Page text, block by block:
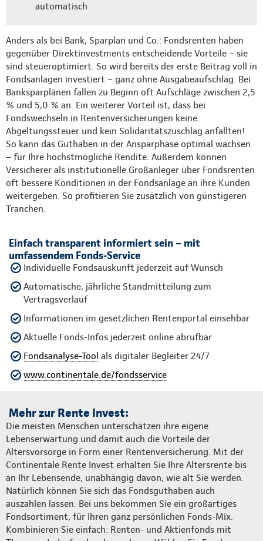
automatisch
Anders als bei Bank, Sparplan und Co.: Fondsrenten haben
gegenüber Direktinvestments entscheidende Vorteile – sie
sind steueroptimiert. So wird bereits der erste Beitrag voll in
Fondsanlagen investiert – ganz ohne Ausgabeaufschlag. Bei
Banksparplänen fallen zu Beginn oft Aufschläge zwischen 2,5
% und 5,0 % an. Ein weiterer Vorteil ist, dass bei
Fondswechseln in Rentenversicherungen keine
Abgeltungssteuer und kein Solidaritätszuschlag anfallten!
So kann das Guthaben in der Ansparphase optimal wachsen
– für Ihre höchstmögliche Rendite. Außerdem können
Versicherer als institutionelle Großanleger über Fondsrenten
oft bessere Konditionen in der Fondsanlage an ihre Kunden
weitergeben. So profitieren Sie zusätzlich von günstigeren
Tranchen.
Einfach transparent informiert sein – mit
umfassendem Fonds-Service
Individuelle Fondsauskunft jederzeit auf Wunsch
Automatische, jährliche Standmitteilung zum
Vertragsverlauf
Informationen im gesetzlichen Rentenportal einsehbar
Aktuelle Fonds-Infos jederzeit online abrufbar
Fondsanalyse-Tool als digitaler Begleiter 24/7
www.continentale.de/fondsservice
Mehr zur Rente Invest:
Die meisten Menschen unterschätzen ihre eigene
Lebenserwartung und damit auch die Vorteile der
Altersvorsorge in Form einer Rentenversicherung. Mit der
Continentale Rente Invest erhalten Sie Ihre Altersrente bis
an Ihr Lebensende, unabhängig davon, wie alt Sie werden.
Natürlich können Sie sich das Fondsguthaben auch
auszahlen lassen. Bei uns bekommen Sie ein großartiges
Fondsortiment, für Ihren ganz persönlichen Fonds-Mix.
Kombinieren Sie einfach: Renten- und Aktienfonds mit